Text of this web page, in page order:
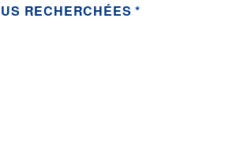
RECHERCHÉES *